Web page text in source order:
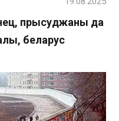
прысуджаны да
беларус